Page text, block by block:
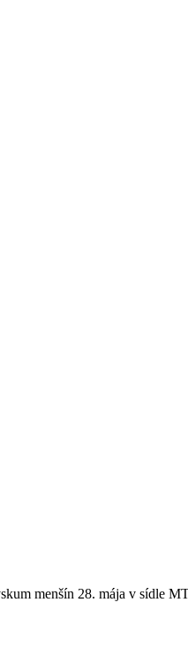
menšín 28. mája v sídle